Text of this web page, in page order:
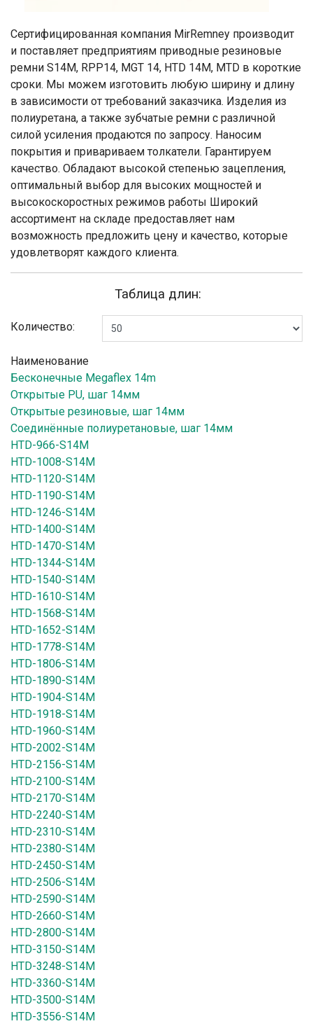
Сертифицированная компания MirRemney производит
и поставляет предприятиям приводные резиновые
ремни S14M, RPP14, MGT 14, HTD 14М, MTD в короткие
сроки. Мы можем изготовить любую ширину и длину
в зависимости от требований заказчика. Изделия из
полиуретана, а также зубчатые ремни с различной
силой усиления продаются по запросу. Наносим
покрытия и привариваем толкатели. Гарантируем
качество. Обладают высокой степенью зацепления,
оптимальный выбор для высоких мощностей и
высокоскоростных режимов работы Широкий
ассортимент на складе предоставляет нам
возможность предложить цену и качество, которые
удовлетворят каждого клиента.
Таблица длин:
Количество:
Наименование
Бесконечные Megaflex 14m
Открытые PU, шаг 14мм
Открытые резиновые, шаг 14мм
Соединённые полиуретановые, шаг 14мм
HTD-966-S14M
HTD-1008-S14M
HTD-1120-S14M
HTD-1190-S14M
HTD-1246-S14M
HTD-1400-S14M
HTD-1470-S14M
HTD-1344-S14M
HTD-1540-S14M
HTD-1610-S14M
HTD-1568-S14M
HTD-1652-S14M
HTD-1778-S14M
HTD-1806-S14M
HTD-1890-S14M
HTD-1904-S14M
HTD-1918-S14M
HTD-1960-S14M
HTD-2002-S14M
HTD-2156-S14M
HTD-2100-S14M
HTD-2170-S14M
HTD-2240-S14M
HTD-2310-S14M
HTD-2380-S14M
HTD-2450-S14M
HTD-2506-S14M
HTD-2590-S14M
HTD-2660-S14M
HTD-2800-S14M
HTD-3150-S14M
HTD-3248-S14M
HTD-3360-S14M
HTD-3500-S14M
HTD-3556-S14M